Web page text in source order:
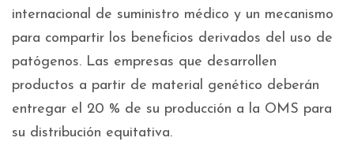
internacional de suministro médico y un mecanismo
para compartir los beneficios derivados del uso de
patógenos. Las empresas que desarrollen
productos a partir de material genético deberán
entregar el 20 % de su producción a la OMS para
su distribución equitativa.​